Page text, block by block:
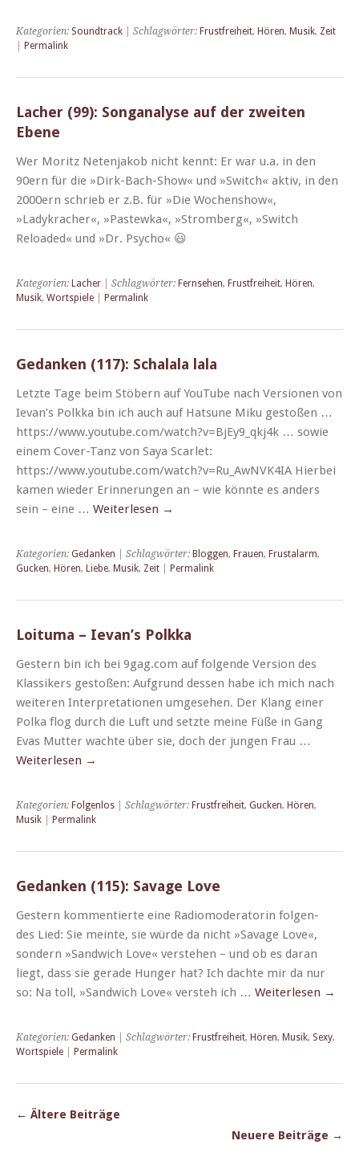
Kategorien: Soundtrack | Schlagwörter: Frustfreiheit, Hören, Musik, Zeit
Permalink
Lacher (99): Songanalyse auf der zweiten
Ebene
Wer Moritz Neten­jakob nicht ken­nt: Er war u.a. in den
90ern für die »Dirk-Bach-Show« und »Switch« aktiv, in den
2000ern schrieb er z.B. für »Die Wochen­show«,
»Ladykracher«, »Pastewka«, »Stromberg«, »Switch
Reloaded« und »Dr. Psycho« 😃
Kategorien: Lacher | Schlagwörter: Fernsehen, Frustfreiheit, Hören,
Musik, Wortspiele Permalink
Gedanken (117): Schalala lala
Let­zte Tage beim Stöbern auf YouTube nach Ver­sio­nen von
Ievan’s Polk­ka bin ich auch auf Hat­sune Miku gestoßen …
https://www.youtube.com/watch?v=BjEy9_qkj4k … sowie
einem Cov­­er-Tanz von Saya Scar­let:
https://www.youtube.com/watch?v=Ru_AwNVK4IA Hier­bei
kamen wieder Erin­nerun­gen an – wie kön­nte es anders
sein – eine … Weit­er­lesen →
Kategorien: Gedanken | Schlagwörter: Bloggen, Frauen, Frustalarm,
Gucken, Hören, Liebe, Musik, Zeit Permalink
Loituma – Ievan’s Polkka
Gestern bin ich bei 9gag.com auf fol­gende Ver­sion des
Klas­sik­ers gestoßen: Auf­grund dessen habe ich mich nach
weit­eren Inter­pre­ta­tio­nen umge­se­hen. Der Klang ein­er
Pol­ka flog durch die Luft und set­zte meine Füße in Gang
Evas Mut­ter wachte über sie, doch der jun­gen Frau …
Weit­er­lesen →
Kategorien: Folgenlos | Schlagwörter: Frustfreiheit, Gucken, Hören,
Musik
Permalink
Gedanken (115): Savage Love
Gestern kom­men­tierte eine Radiomod­er­a­torin fol­gen­
des Lied: Sie meinte, sie würde da nicht »Sav­age Love«,
son­dern »Sand­wich Love« ver­ste­hen – und ob es daran
liegt, dass sie ger­ade Hunger hat? Ich dachte mir da nur
so: Na toll, »Sand­wich Love« ver­steh ich … Weit­er­lesen →
Kategorien: Gedanken | Schlagwörter: Frustfreiheit, Hören, Musik, Sexy,
Wortspiele
Permalink
← Ältere Beiträge
Neuere Beiträge →